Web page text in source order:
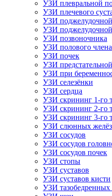
УЗИ плевральной
УЗИ плечевого
УЗИ
УЗИ
УЗИ позвоночника
УЗИ полового члена
УЗИ почек
УЗИ
УЗИ при
УЗИ селезёнки
УЗИ сердца
УЗИ скрининг 1-го
УЗИ скрининг 2-го
УЗИ скрининг 3-го
УЗИ слюнных желёз
УЗИ сосудов
УЗИ сосудов
УЗИ сосудов почек
УЗИ стопы
УЗИ суставов
УЗИ суставов кисти
УЗИ тазобедренных